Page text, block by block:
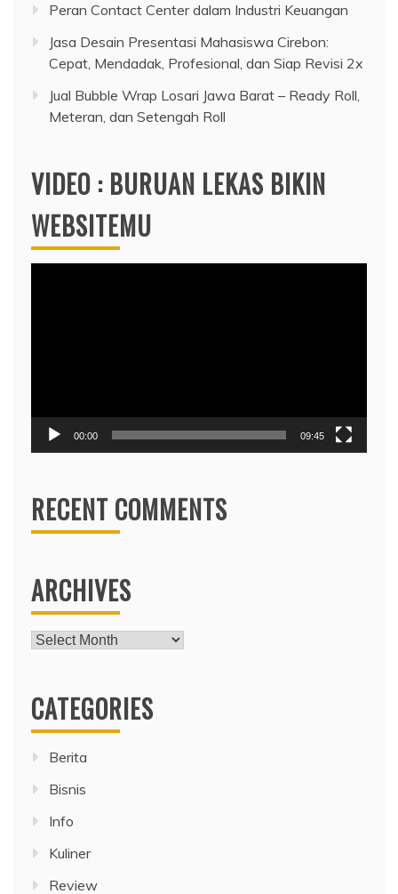
Peran Contact Center dalam Industri Keuangan
Jasa Desain Presentasi Mahasiswa Cirebon:
Cepat, Mendadak, Profesional, dan Siap Revisi 2x
Jual Bubble Wrap Losari Jawa Barat – Ready Roll,
Meteran, dan Setengah Roll
VIDEO : BURUAN LEKAS BIKIN
WEBSITEMU
00:00 09:45
RECENT COMMENTS
ARCHIVES
Archives
CATEGORIES
Berita
Bisnis
Info
Kuliner
Review